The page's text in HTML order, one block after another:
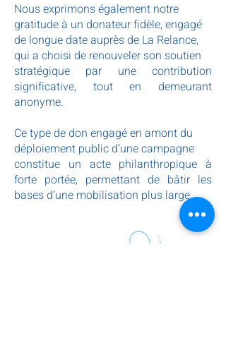
Nous exprimons également notre
gratitude à un donateur fidèle, engagé
de longue date auprès de La Relance,
qui a choisi de renouveler son soutien
stratégique par une contribution
significative, tout en demeurant
anonyme.
Ce type de don engagé en amont du
déploiement public d’une campagne
constitue un acte philanthropique à
forte portée, permettant de bâtir les
bases d’une mobilisation plus large.